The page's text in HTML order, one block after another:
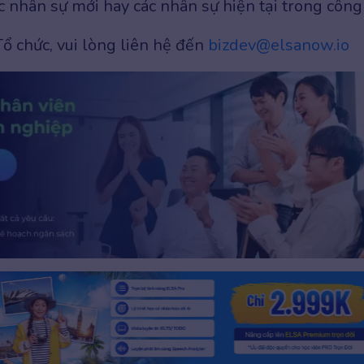
nhân sự mới hay các nhân sự hiện tại trong
chức, vui lòng liên hệ đến bizdev@elsanow.io